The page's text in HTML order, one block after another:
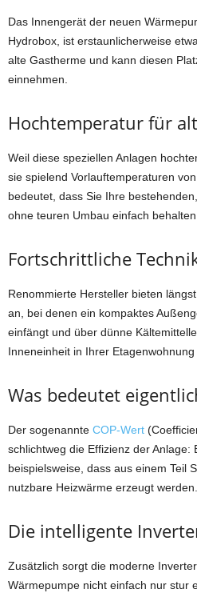
Das Innengerät der neuen
Hydrobox, ist erstaunlicherweise
alte Gastherme und kann diesen
einnehmen.
Hochtemperatur für
Weil diese speziellen Anlagen
sie spielend Vorlauftemperaturen
bedeutet, dass Sie Ihre
ohne teuren Umbau einfach
Fortschrittliche
Renommierte Hersteller bieten
an, bei denen ein kompaktes
einfängt und über dünne
Inneneinheit in Ihrer
Was bedeutet
Der sogenannte COP-Wert
schlichtweg die Effizienz der Anlage:
beispielsweise, dass aus einem Teil
nutzbare Heizwärme erzeugt werden.
Die intelligente
Zusätzlich sorgt die moderne
Wärmepumpe nicht einfach nur stur